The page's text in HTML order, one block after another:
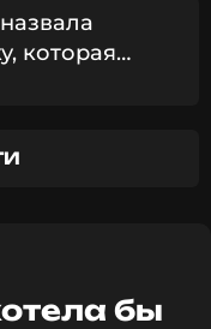
которая
крепкие
бы